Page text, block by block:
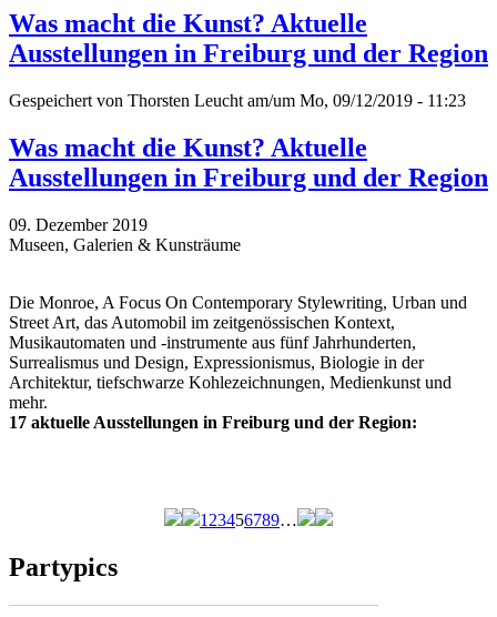
Was macht die Kunst? Aktuelle
Ausstellungen in Freiburg und der Region
Gespeichert von Thorsten Leucht am/um Mo, 09/12/2019 - 11:23
Was macht die Kunst? Aktuelle
Ausstellungen in Freiburg und der Region
09. Dezember 2019
Museen, Galerien & Kunsträume
Die Monroe, A Focus On Contemporary Stylewriting, Urban und
Street Art, das Automobil im zeitgenössischen Kontext,
Musikautomaten und -instrumente aus fünf Jahrhunderten,
Surrealismus und Design, Expressionismus, Biologie in der
Architektur, tiefschwarze Kohlezeichnungen, Medienkunst und
mehr.
17 aktuelle Ausstellungen in Freiburg und der Region:
1 23456789…
Partypics